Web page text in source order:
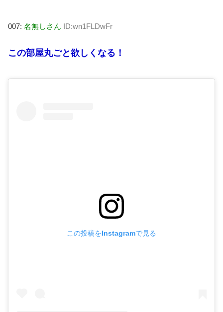
007: 名無しさん ID:wn1FLDwFr
この部屋丸ごと欲しくなる！
この投稿をInstagramで見る